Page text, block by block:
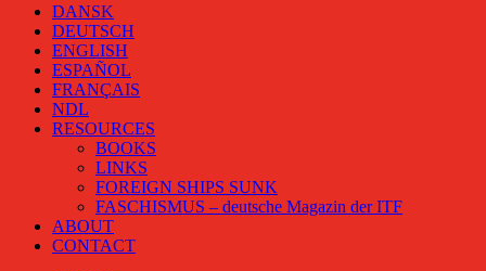
DANSK
DEUTSCH
ENGLISH
ESPAÑOL
FRANÇAIS
NDL
RESOURCES
BOOKS
LINKS
FOREIGN SHIPS SUNK
FASCHISMUS – deutsche Magazin der ITF
ABOUT
CONTACT